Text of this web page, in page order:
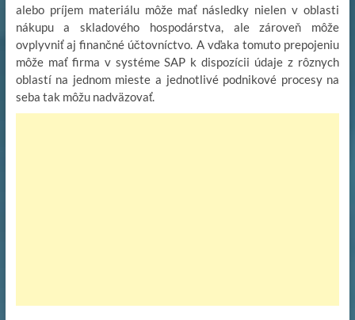
alebo príjem materiálu môže mať následky nielen v oblasti
nákupu a skladového hospodárstva, ale zároveň môže
ovplyvniť aj finančné účtovníctvo. A vďaka tomuto prepojeniu
môže mať firma v systéme SAP k dispozícii údaje z rôznych
oblastí na jednom mieste a jednotlivé podnikové procesy na
seba tak môžu nadväzovať.